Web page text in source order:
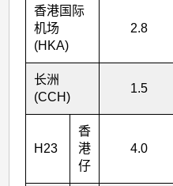
(2404)
香港国际
机场
(HKA)
2.8
长洲
(CCH)
1.5
H23
香
港
仔
4.0